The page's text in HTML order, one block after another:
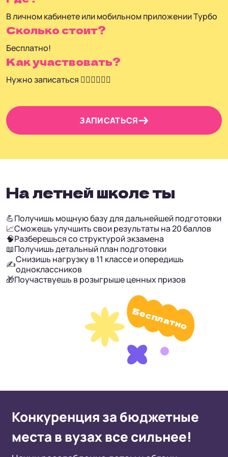
В личном кабинете или мобильном приложении Турбо
Сколько стоит?
Бесплатно!
Как участвовать?
Нужно записаться 👇🏼👇🏼👇🏼
ЗАПИСАТЬСЯ
На летней школе ты
💪Получишь мощную базу для дальнейшей подготовки
📈Сможешь улучшить свои результаты на 20 баллов
🧠Разберешься со структурой экзамена
📖Получишь детальный план подготовки
✍️Снизишь нагрузку в 11 классе и опередишь
одноклассников
🎁Поучаствуешь в розыгрыше ценных призов
Бесплатно
Конкуренция за бюджетные
места в вузах все сильнее!